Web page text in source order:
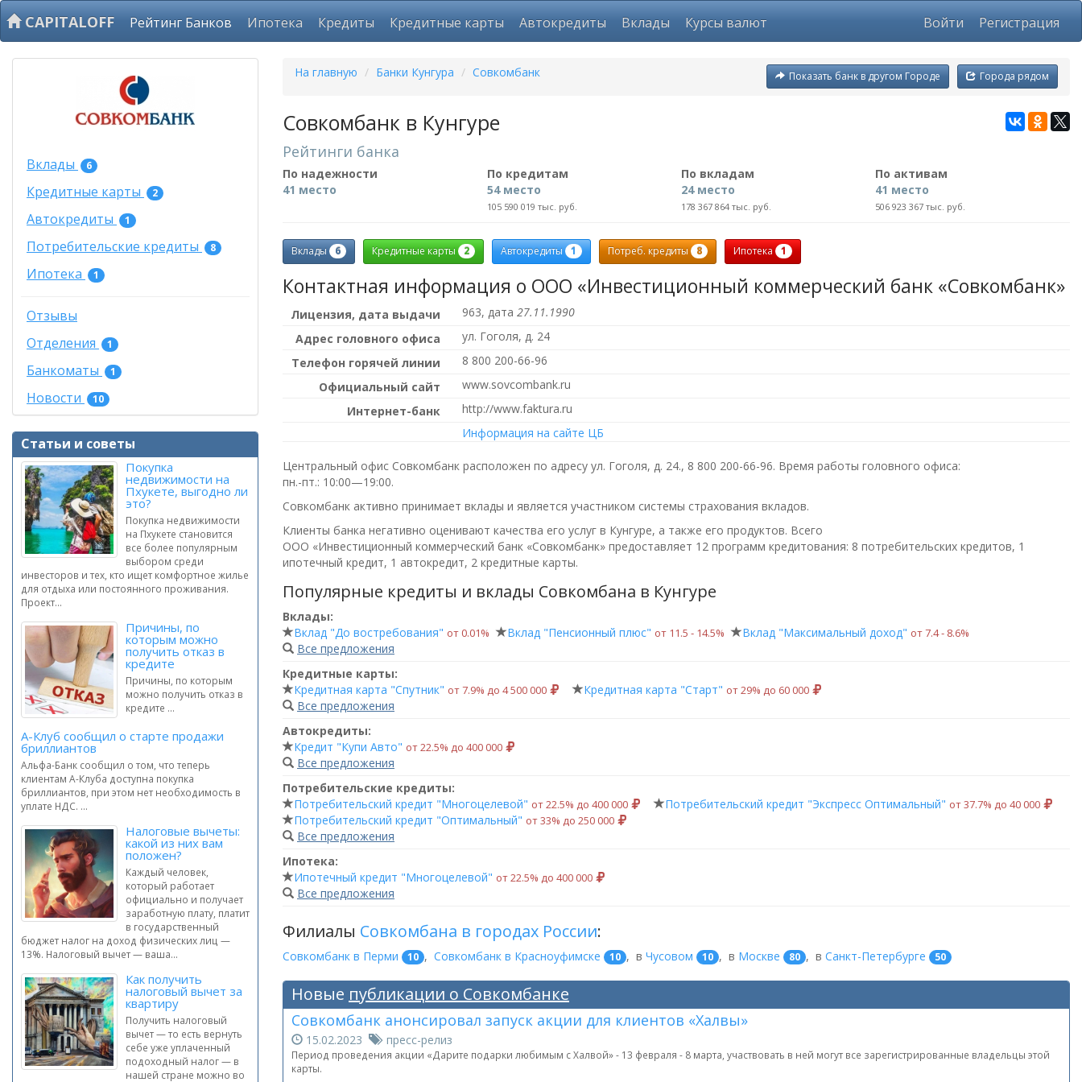
CAPITALOFF Рейтинг Банков Ипотека Кредиты Кредитные карты Автокредиты Вклады Курсы валют Войти Регистрация
Вклады 6
Кредитные карты 2
Автокредиты 1
Потребительские кредиты 8
Ипотека 1
Отзывы
Отделения
1
Банкоматы 1
Новости 10
Статьи и советы
Покупка
недвижимости на
Пхукете, выгодно ли
это?
Покупка недвижимости
на Пхукете становится
все более популярным
выбором среди
инвесторов и тех, кто ищет комфортное жилье
для отдыха или постоянного проживания.
Проект...
Причины, по
которым можно
получить отказ в
кредите
Причины, по которым
можно получить отказ в
кредите ...
А-Клуб сообщил о старте продажи
бриллиантов
Альфа-Банк сообщил о том, что теперь
клиентам А-Клуба доступна покупка
бриллиантов, при этом нет необходимость в
уплате НДС. ...
Налоговые вычеты:
какой из них вам
положен?
Каждый человек,
который работает
официально и получает
заработную плату, платит
в государственный
бюджет налог на доход физических лиц —
13%. Налоговый вычет — ваша...
Как получить
налоговый вычет за
квартиру
Получить налоговый
вычет — то есть вернуть
себе уже уплаченный
подоходный налог — в
нашей стране можно во
Города рядом
Показать банк в другом Городе
На главную / Банки Кунгура / Совкомбанк
Совкомбанк в Кунгуре
Рейтинги банка
По надежности По кредитам По вкладам
По активам
41 место
54 место
105 590 019 тыс. руб.
24 место
178 367 864 тыс. руб.
41 место
506 923 367 тыс. руб.
Вклады 6 Кредитные карты 2 Автокредиты 1 Потреб. кредиты 8 Ипотека 1
Контактная информация о ООО «Инвестиционный коммерческий банк «Совкомбанк»
Лицензия, дата выдачи 963, дата27.11.1990
Адрес головного офиса
ул. Гоголя, д. 24
Телефон горячей линии
8 800 200-66-96
Официальный сайт
www.sovcombank.ru
Интернет-банк
http://www.faktura.ru
Информация на сайте ЦБ
Центральный офис Совкомбанк расположен по адресу ул. Гоголя, д. 24., 8 800 200-66-96. Время работы головного офиса:
пн.-пт.: 10:00—19:00.
Совкомбанк активно принимает вклады и является участником системы страхования вкладов.
Клиенты банка негативно оценивают качества его услуг в Кунгуре, а также его продуктов. Всего
ООО «Инвестиционный коммерческий банк «Совкомбанк» предоставляет 12 программ кредитования: 8 потребительских кредитов, 1
ипотечный кредит, 1 автокредит, 2 кредитные карты.
Популярные кредиты и вклады Совкомбана в Кунгуре
Вклады:
Вклад "До востребования" от 0.01% Вклад "Пенсионный плюс" от 11.5 ‑ 14.5% Вклад "Максимальный доход" от 7.4 ‑ 8.6%
Все предложения
Кредитные карты:
Кредитная карта "Спутник" от 7.9% до 4 500 000 Кредитная карта "Старт" от 29% до 60 000
Все предложения
Автокредиты:
Кредит "Купи Авто" от 22.5% до 400 000
Все предложения
Потребительские кредиты:
Потребительский кредит "Многоцелевой" от 22.5% до 400 000 Потребительский кредит "Экспресс Оптимальный" от 37.7% до 40 000
Потребительский кредит "Оптимальный" от 33% до 250 000
Все предложения
Ипотека:
Ипотечный кредит "Многоцелевой" от 22.5% до 400 000
Все предложения
Филиалы Совкомбана в городах России:
Совкомбанк в Перми 10 , Совкомбанк в Красноуфимске 10 , в Чусовом 10 , в Москве 80 , в Санкт-Петербурге 50
Новые публикации о Совкомбанке
Совкомбанк анонсировал запуск акции для клиентов «Халвы»
15.02.2023 пресс-релиз
Период проведения акции «Дарите подарки любимым с Халвой» - 13 февраля - 8 марта, участвовать в ней могут все зарегистрированные владельцы этой
карты.